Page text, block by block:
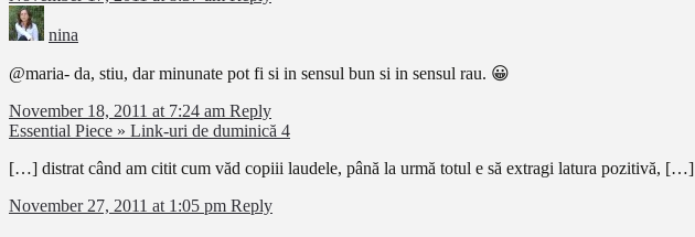
nina
@maria- da, stiu, dar minunate pot fi si in sensul bun si in sensul rau. 😀
November 18, 2011 at 7:24 am Reply
Essential Piece » Link-uri de duminică 4
[…] distrat când am citit cum văd copiii laudele, până la urmă totul e să extragi latura pozitivă, […]
November 27, 2011 at 1:05 pm Reply